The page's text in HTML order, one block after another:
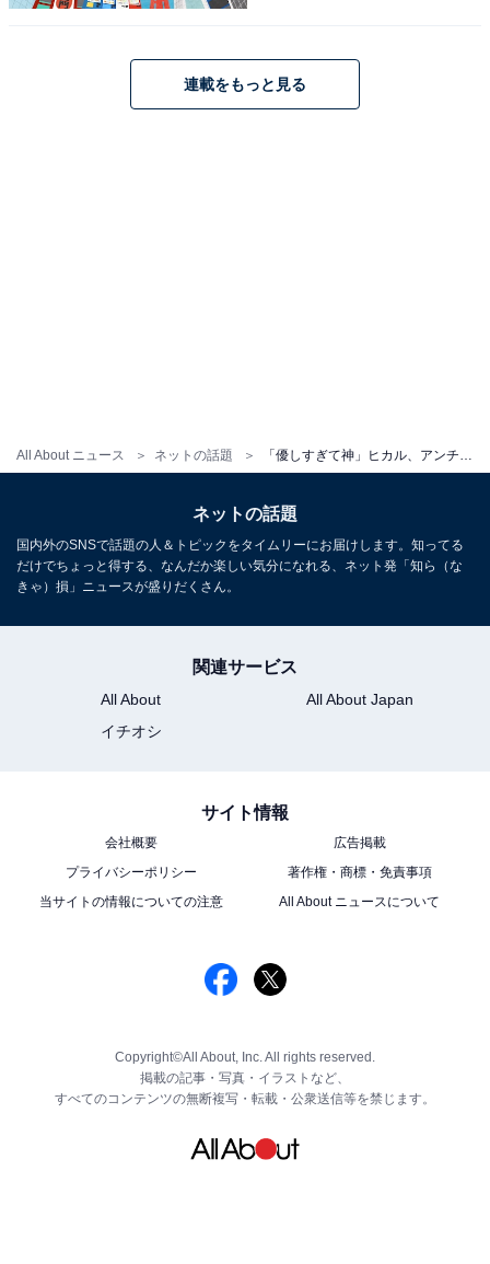
All About ニュース ネットの話題
連載をもっと見る
ネットの話題
国内外のSNSで話題の人＆トピックをタイムリーにお届けします。知ってる
だけでちょっと得する、なんだか楽しい気分になれる、ネット発「知ら（な
きゃ）損」ニュースが盛りだくさん。
関連サービス
All About
All About Japan
イチオシ
サイト情報
会社概要
広告掲載
プライバシーポリシー
著作権・商標・免責事項
当サイトの情報についての注意
All About ニュースについて
Copyright©All About, Inc. All rights reserved.
掲載の記事・写真・イラストなど、
すべてのコンテンツの無断複写・転載・公衆送信等を禁じます。